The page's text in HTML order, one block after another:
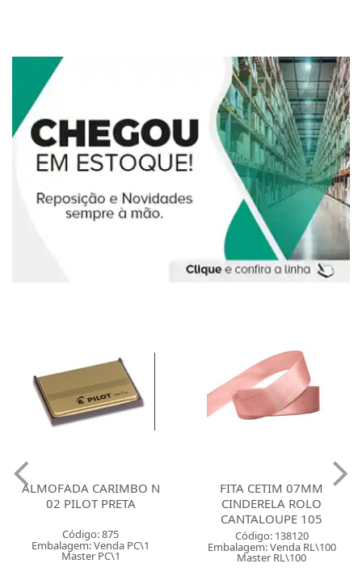
ALMOFADA CARIMBO N
02 PILOT PRETA
Código: 875
Embalagem: Venda PC\1
Master PC\1
FITA CETIM 07MM
CINDERELA ROLO
CANTALOUPE 105
Código: 138120
Embalagem: Venda RL\100
Master RL\100